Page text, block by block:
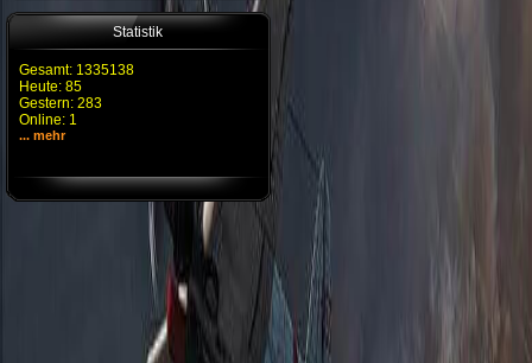
Statistik
Gesamt: 1335138
Heute: 85
Gestern: 283
Online: 1
... mehr